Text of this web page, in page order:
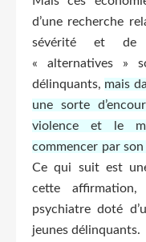
d’une recherche
sévérité et de
« alternatives »
délinquants, mais
une sorte
violence et le
commencer par
Ce qui suit est
cette
psychiatre doté
jeunes délinquants.